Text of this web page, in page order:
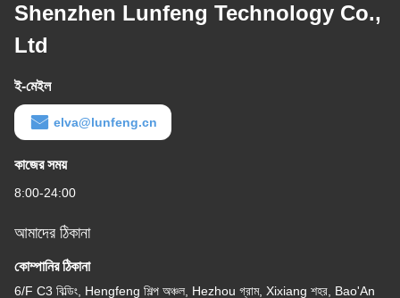
Shenzhen Lunfeng Technology Co.,
Ltd
ই-মেইল
elva@lunfeng.cn
কাজের সময়
8:00-24:00
আমাদের ঠিকানা
কোম্পানির ঠিকানা
6/F C3 বিল্ডিং, Hengfeng শিল্প অঞ্চল, Hezhou গ্রাম, Xixiang শহর, Bao'An